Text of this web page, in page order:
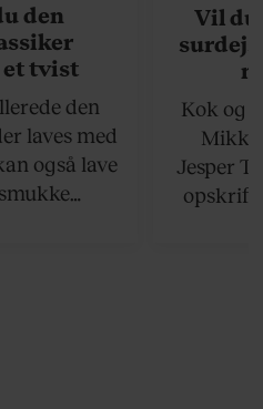
den
et tvist
den
laves med
også lave
Vil du
Kok og
Jesper
opskrift